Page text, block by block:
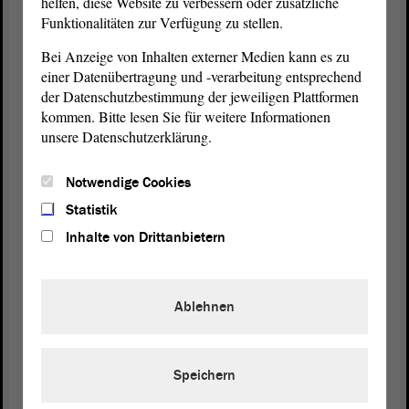
CDU: 35,0% (+5,2)
LINKE: 11,0% (-5,3)
SPD: 8,0% (-2,6)
FDP: 7,0% (+2,1)
GRÜNE: 6,0% (+0,8)
FW: 3,0% (+0,8)
Änderungen zu
jcv3
Landtagspräsidentin Gabriele
Funktionalitäten zur Verfügung zu stellen.
Bei Anzeige von Inhalten externer Medien kann es zu
einer Datenübertragung und -verarbeitung entsprechend
der Datenschutzbestimmung der jeweiligen Plattformen
kommen. Bitte lesen Sie für weitere Informationen
unsere Datenschutzerklärung.
Notwendige Cookies
Statistik
Inhalte von Drittanbietern
Ablehnen
Speichern